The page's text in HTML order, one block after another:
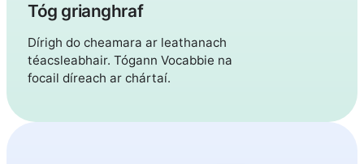
Tóg grianghraf
Dírigh do cheamara ar leathanach
téacsleabhair. Tógann Vocabbie na
focail díreach ar chártaí.